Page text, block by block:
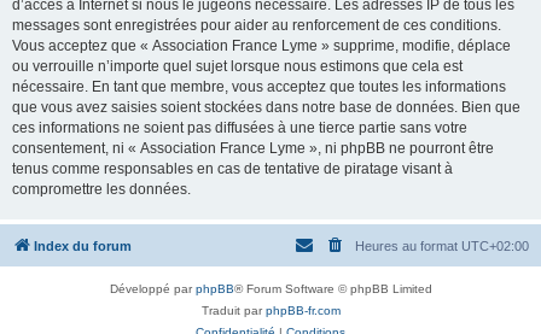
d’accès à Internet si nous le jugeons nécessaire. Les adresses IP de tous les
messages sont enregistrées pour aider au renforcement de ces conditions.
Vous acceptez que « Association France Lyme » supprime, modifie, déplace
ou verrouille n’importe quel sujet lorsque nous estimons que cela est
nécessaire. En tant que membre, vous acceptez que toutes les informations
que vous avez saisies soient stockées dans notre base de données. Bien que
ces informations ne soient pas diffusées à une tierce partie sans votre
consentement, ni « Association France Lyme », ni phpBB ne pourront être
tenus comme responsables en cas de tentative de piratage visant à
compromettre les données.
Index du forum Heures au format UTC+02:00
Développé parphpBB® Forum Software © phpBB Limited
Traduit parphpBB-fr.com